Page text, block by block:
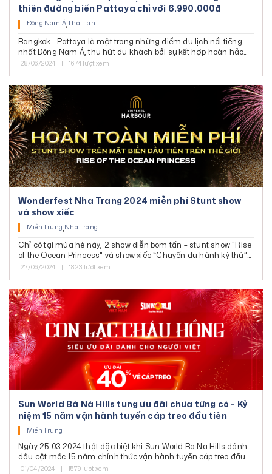
Đà Lạt
Tây Nguyên
Phan Thiết
Bình Hưng
Nha Trang
Quy Nhơn
Quy Nhơn - Phú Yên
Đà Nẵng - Hội An
Tây Nam Bộ
Bến Tre - Cần Thơ
Cần Thơ - Cà Mau
Cần Thơ - Châu Đốc
Phú Quốc
Miền Bắc
Đông Bắc
Tây Bắc
Hà Nội - Ninh Bình - Hạ Long
Hà Nội - Sapa
Đông Nam Bộ
Tp. Hồ Chí Minh
Vũng Tàu
Tây Ninh
Côn Đảo
thiên đường biển Pattaya chỉ với 6.990.000đ
Đông Nam Á,Thái Lan
Bangkok - Pattaya là một trong những điểm du lịch nổi tiếng
nhất Đông Nam Á, thu hút du khách bởi sự kết hợp hoàn hảo
giữa văn hóa truyền thống và hiện đại. Hãy cùng tham gia
đẹp của xứ sở Chùa Vàng và thiên đường biển Pattaya.
28/06/2024 | 1674 lượt xem
Wonderfest Nha Trang 2024 miễn phí Stunt show
và show xiếc
Miền Trung,Nha Trang
Chỉ có tại mùa hè này, 2 show diễn bom tấn – stunt show “Rise
of the Ocean Princess” và show xiếc “Chuyến du hành kỳ thú”
mở cửa HOÀN TOÀN MIỄN PHÍ cho các du khách. Đây chính là
hè này, trọn vẹn hành trình chơi hè cực đỉnh, bừng tỉnh mọi
giác quan.
27/06/2024 | 1823 lượt xem
Sun World Bà Nà Hills tung ưu đãi chưa từng có - Kỷ
niệm 15 năm vận hành tuyến cáp treo đầu tiên
Miền Trung
Ngày 25.03.2024 thật đặc biệt khi Sun World Ba Na Hills đánh
dấu cột mốc 15 năm chính thức vận hành tuyến cáp treo đầu
tiên Bà Nà – Suối Mơ (25.03.2009) với công suất ban đầu 94
01/04/2024 | 1579 lượt xem